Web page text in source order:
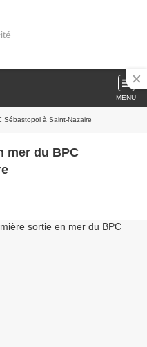
MENU
Sébastopol à Saint-Nazaire
mer du BPC